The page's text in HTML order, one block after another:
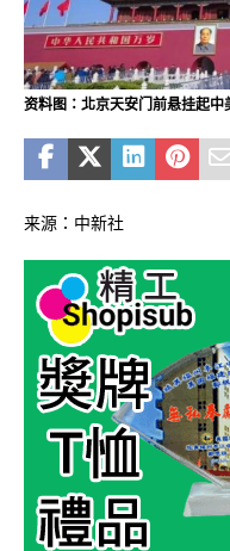
资料图：北京天安门前悬挂起
来源：中新社